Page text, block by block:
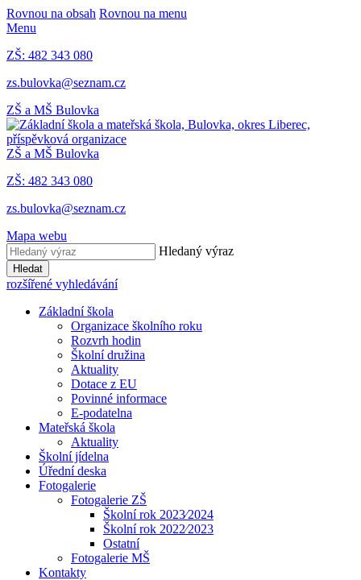
Rovnou na obsah Rovnou na menu
Menu
ZŠ: 482 343 080
zs.bulovka@seznam.cz
ZŠ a MŠ Bulovka
ZŠ a MŠ Bulovka
ZŠ: 482 343 080
zs.bulovka@seznam.cz
Mapa webu
Hledaný výraz
Hledat
rozšířené vyhledávání
Základní škola
Organizace školního roku
Rozvrh hodin
Školní družina
Aktuality
Dotace z EU
Povinné informace
E-podatelna
Mateřská škola
Aktuality
Školní jídelna
Úřední deska
Fotogalerie
Fotogalerie ZŠ
Školní rok 2023⁄2024
Školní rok 2022⁄2023
Ostatní
Fotogalerie MŠ
Kontakty